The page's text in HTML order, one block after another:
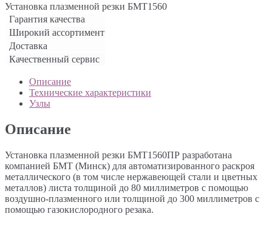
Установка плазменной резки БМТ1560
Гарантия качества
Широкий ассортимент
Доставка
Качественный сервис
Описание
Технические характеристики
Узлы
Описание
Установка плазменной резки БМТ1560ПР разработана
компанией БМТ (Минск) для автоматизированного раскроя
металлического (в том числе нержавеющей стали и цветных
металлов) листа толщиной до 80 миллиметров с помощью
воздушно-плазменного или толщиной до 300 миллиметров с
помощью газокислородного резака.